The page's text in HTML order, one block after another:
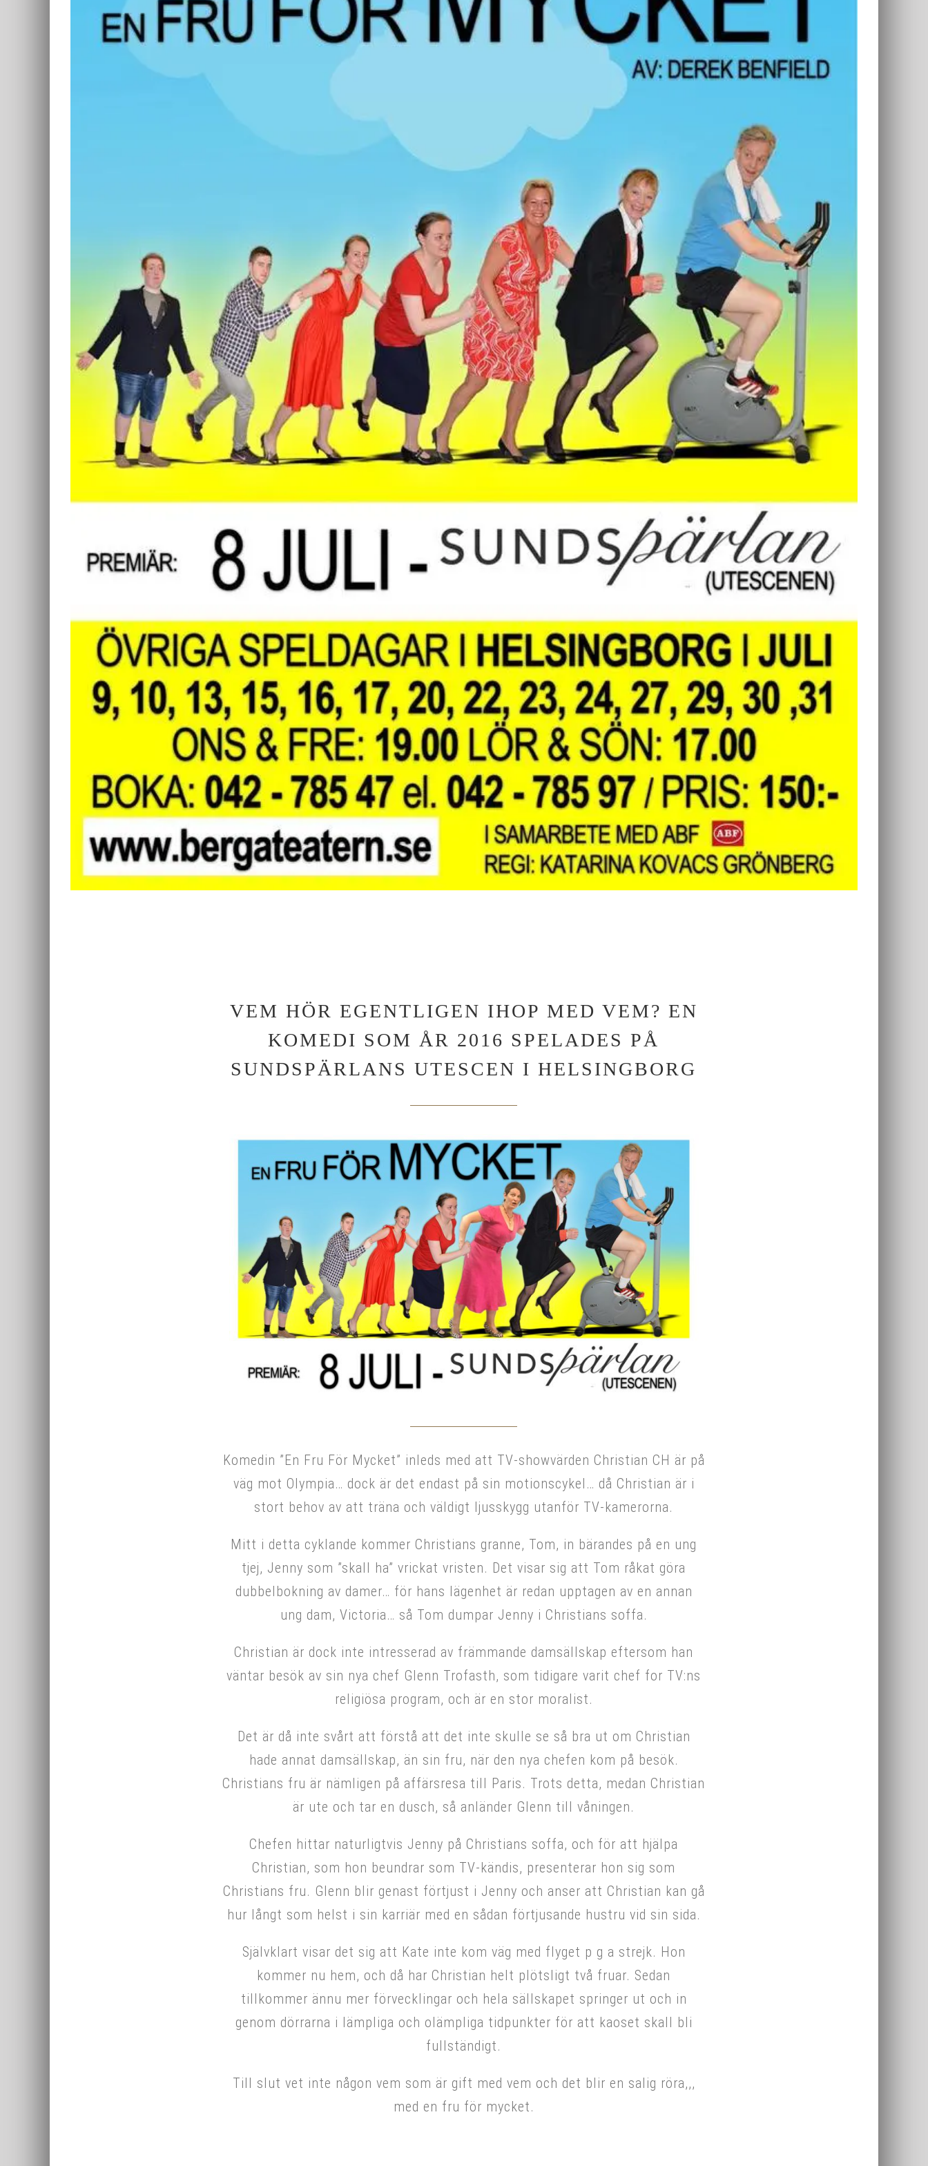
VEM HÖR EGENTLIGEN IHOP MED VEM? EN
KOMEDI SOM ÅR 2016 SPELADES PÅ
SUNDSPÄRLANS UTESCEN I HELSINGBORG
Komedin ”En Fru För Mycket” inleds med att TV-showvärden Christian CH är på
väg mot Olympia… dock är det endast på sin motionscykel… då Christian är i
stort behov av att träna och väldigt ljusskygg utanför TV-kamerorna.
Mitt i detta cyklande kommer Christians granne, Tom, in bärandes på en ung
tjej, Jenny som ”skall ha” vrickat vristen. Det visar sig att Tom råkat göra
dubbelbokning av damer… för hans lägenhet är redan upptagen av en annan
ung dam, Victoria… så Tom dumpar Jenny i Christians soffa.
Christian är dock inte intresserad av främmande damsällskap eftersom han
väntar besök av sin nya chef Glenn Trofasth, som tidigare varit chef for TV:ns
religiösa program, och är en stor moralist.
Det är då inte svårt att förstå att det inte skulle se så bra ut om Christian
hade annat damsällskap, än sin fru, när den nya chefen kom på besök.
Christians fru är nämligen på affärsresa till Paris. Trots detta, medan Christian
är ute och tar en dusch, så anländer Glenn till våningen.
Chefen hittar naturligtvis Jenny på Christians soffa, och för att hjälpa
Christian, som hon beundrar som TV-kändis, presenterar hon sig som
Christians fru. Glenn blir genast förtjust i Jenny och anser att Christian kan gå
hur långt som helst i sin karriär med en sådan förtjusande hustru vid sin sida.
Självklart visar det sig att Kate inte kom väg med flyget p g a strejk. Hon
kommer nu hem, och då har Christian helt plötsligt två fruar. Sedan
tillkommer ännu mer förvecklingar och hela sällskapet springer ut och in
genom dörrarna i lämpliga och olämpliga tidpunkter för att kaoset skall bli
fullständigt.
Till slut vet inte någon vem som är gift med vem och det blir en salig röra,,,
med en fru för mycket.